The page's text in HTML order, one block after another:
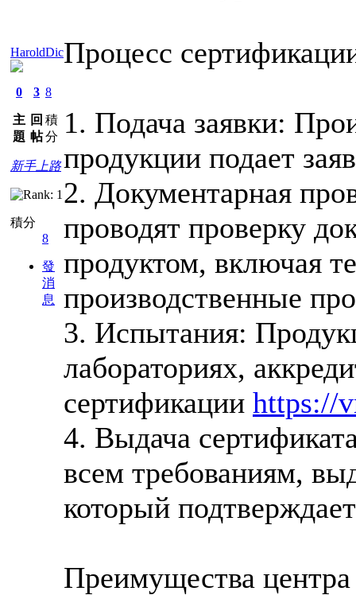
HaroldDic
0
主
題
3
回
帖
8
積
分
新手上路
積分
8
發
消
息
Процесс
1. Подача заявки:
продукции подает
2. Документарная
проводят проверку
продуктом, включая
производственные
3. Испытания:
лабораториях,
сертификации https://
4. Выдача
всем требованиям,
который
Преимущества